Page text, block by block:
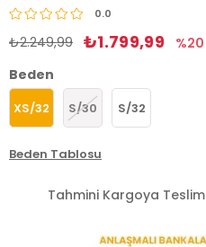
0.0
₺2.249,99 ₺1.799,99
20
Beden
XS/32 S/30 S/32
Beden Tablosu
Tahmini Kargoya Teslim